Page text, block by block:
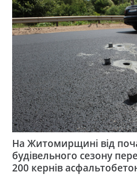
На Житомирщині від
будівельного сезону
200 кернів